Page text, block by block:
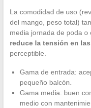
La comodidad de uso
del mango, peso total)
media jornada de poda o
reduce la tensión en
perceptible.
Gama de entrada:
pequeño balcón.
Gama media: buen
medio con